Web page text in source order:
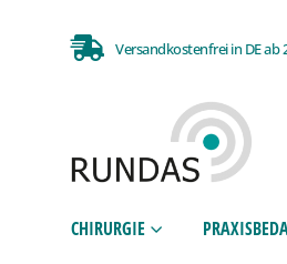
Versandkostenfrei in DE ab
CHIRURGIE